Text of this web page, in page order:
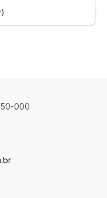
000